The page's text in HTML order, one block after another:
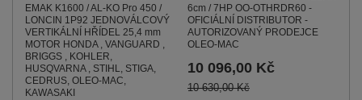
EMAK K1600 / AL-KO Pro 450 /
LONCIN 1P92 JEDNOVÁLCOVÝ
VERTIKÁLNÍ HŘÍDEL 25,4 mm
MOTOR HONDA , VANGUARD ,
BRIGGS , KOHLER,
HUSQVARNA , STIHL, STIGA,
CEDRUS, OLEO-MAC,
KAWASAKI
6cm / 7HP OO-OTHRDR60 -
OFICIÁLNÍ DISTRIBUTOR -
AUTORIZOVANÝ PRODEJCE
OLEO-MAC
10 096,00 Kč
10 630,00 Kč